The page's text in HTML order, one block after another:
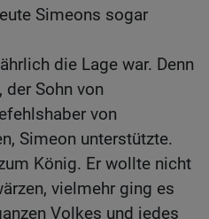
Simeons sogar
die Lage war. Denn
Sohn von
von
Simeon unterstützte.
König. Er wollte nicht
vielmehr ging es
Volkes und jedes